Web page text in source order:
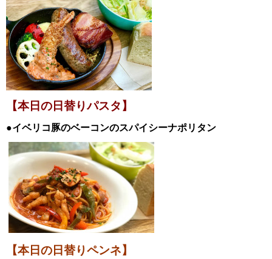
【本日の日替りパスタ】
●イベリコ豚のベーコンのスパイシーナポリタン
【本日の日替りペンネ】